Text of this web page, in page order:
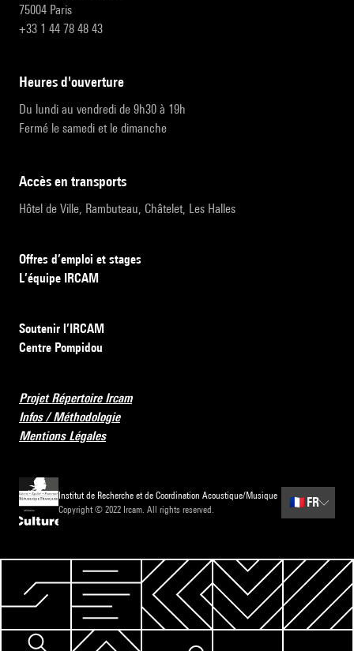
75004 Paris
+33 1 44 78 48 43
heures d'ouverture
Du lundi au vendredi de 9h30 à 19h
Fermé le samedi et le dimanche
accès en transports
Hôtel de Ville, Rambuteau, Châtelet, Les Halles
Offres d’emploi et stages
L’équipe IRCAM
Soutenir l’IRCAM
Centre Pompidou
Projet Répertoire Ircam
Infos / Méthodologie
Mentions Légales
Institut de Recherche et de Coordination Acoustique/Musique
Copyright © 2022 Ircam. All rights reserved.
🇫🇷 FR